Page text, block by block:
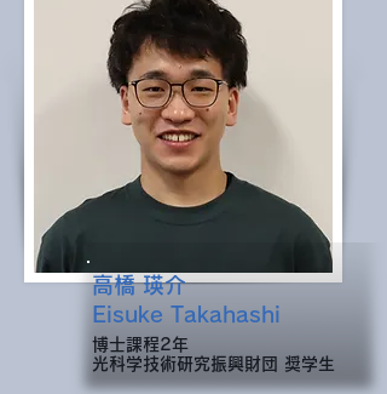
高橋 瑛介
Eisuke Takahashi
​博士課程2年
光科学技術研究振興財団 奨学生